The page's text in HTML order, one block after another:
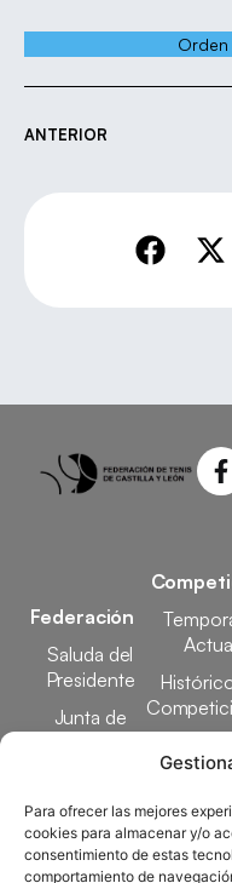
Para ofrecer las mejores
cookies para almacenar y/o
consentimiento de estas
comportamiento de
ANTERIOR
Federación
Saluda del
Presidente
Junta de
Elecciones
Clubes